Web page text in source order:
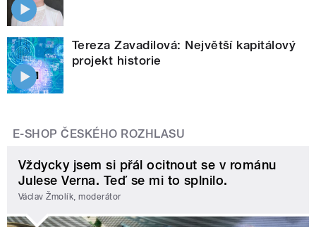
Tereza Zavadilová: Největší kapitálový
projekt historie
E-SHOP ČESKÉHO ROZHLASU
Vždycky jsem si přál ocitnout se v románu
Julese Verna. Teď se mi to splnilo.
Václav Žmolík, moderátor